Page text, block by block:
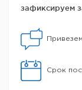
зафиксируем
Срок